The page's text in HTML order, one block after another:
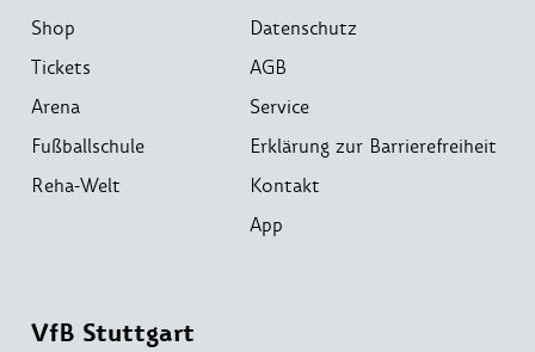
Shop
Tickets
Arena
Fußballschule
Reha-Welt
Datenschutz
AGB
Service
Erklärung zur Barrierefreiheit
Kontakt
App
VfB Stuttgart